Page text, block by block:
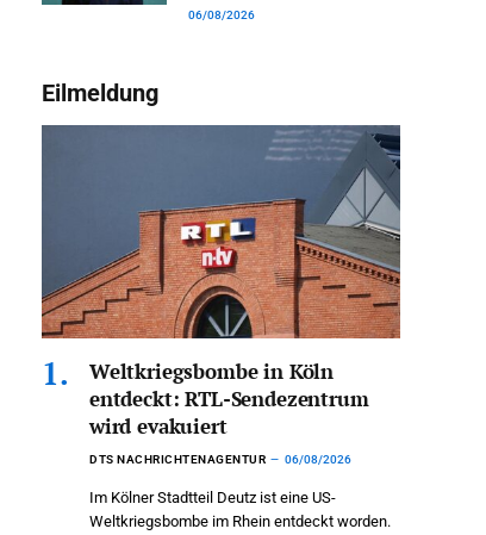
06/08/2026
Eilmeldung
Weltkriegsbombe in Köln
entdeckt: RTL-Sendezentrum
wird evakuiert
DTS NACHRICHTENAGENTUR 06/08/2026
Im Kölner Stadtteil Deutz ist eine US-
Weltkriegsbombe im Rhein entdeckt worden.